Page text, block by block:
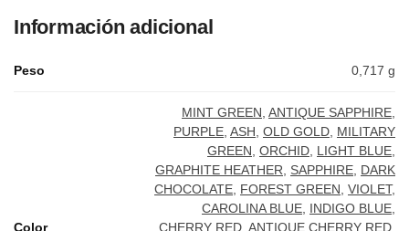
Información adicional
Peso 0,717 g
Color
MINT GREEN, ANTIQUE SAPPHIRE,
PURPLE, ASH, OLD GOLD, MILITARY
GREEN, ORCHID, LIGHT BLUE,
GRAPHITE HEATHER, SAPPHIRE, DARK
CHOCOLATE, FOREST GREEN, VIOLET,
CAROLINA BLUE, INDIGO BLUE,
CHERRY RED, ANTIQUE CHERRY RED,